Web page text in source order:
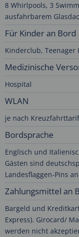
8 Whirlpools, 3
ausfahrbarem
Für Kinder an Bord
Kinderclub, Teenager
Medizinische
Hospital
WLAN
je nach
Bordsprache
Englisch und
Gästen sind
Landesflaggen-Pins
Zahlungsmittel an
Bargeld und
Express). Girocard/
werden nicht